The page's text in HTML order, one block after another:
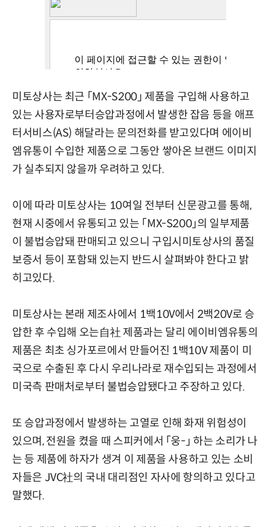
미토상사는 최근 「MX-S200」 제품을 구입해 사용하고
있는 사용자로부터승압과정에서 발생한 잡음 등을 애프
터서비스(AS) 해달라는 문의전화를 받고있다며 에이비
엠유통이 수입한 제품으로 그동안 쌓아온 브랜드 이미지
가 실추되지 않을까 우려하고 있다.
이에 따라 미토상사는 10여일 전부터 신문광고를 통해,
현재 시중에서 유통되고 있는 「MX-S200」의 일부제품
이 불법승압돼 판매되고 있으니 구입시미토상사의 품질
보증서 등이 포함돼 있는지 반드시 살펴봐야 한다고 밝
히고있다.
미토상사는 본래 제조사에서 1백10V에서 2백20V로 승
압한 후 수입해 오는自社 제품과는 달리 에이비엠유통의
제품은 최초 싱가포르에서 만들어진 1백10V 제품이 미
국으로 수출된 후 다시 우리나라로 재수입되는 과정에서
미국측 판매처로부터 불법승압됐다고 주장하고 있다.
또 승압과정에서 발생하는 고열로 인해 화재 위험성이
있으며, 전원을 켰을 때 스피커에서 「웅-」 하는 소리가 나
는 등 제품에 하자가 생겨 이 제품을 사용하고 있는 소비
자들은 JVC社의 국내 대리점인 자사에 항의하고 있다고
말했다.